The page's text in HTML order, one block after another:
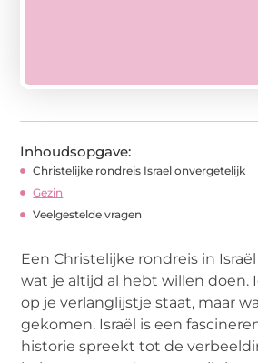
Inhoudsopgave:
Christelijke rondreis Israel onvergetelijk
Gezin
Veelgestelde vragen
Een Christelijke rondreis in
wat je altijd al hebt willen doen.
op je verlanglijstje staat, maar
gekomen. Israël is een
historie spreekt tot de